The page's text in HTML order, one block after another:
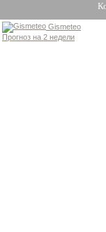
Gismeteo
Прогноз на 2 недели